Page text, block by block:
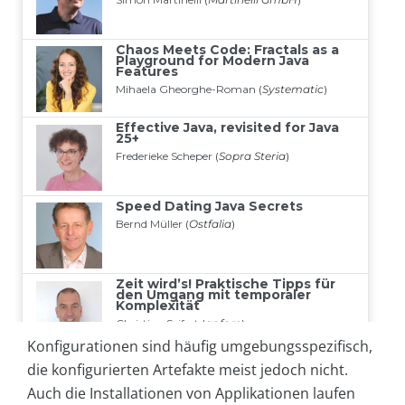
Konfigurationen sind häufig umgebungsspezifisch,
die konfigurierten Artefakte meist jedoch nicht.
Auch die Installationen von Applikationen laufen